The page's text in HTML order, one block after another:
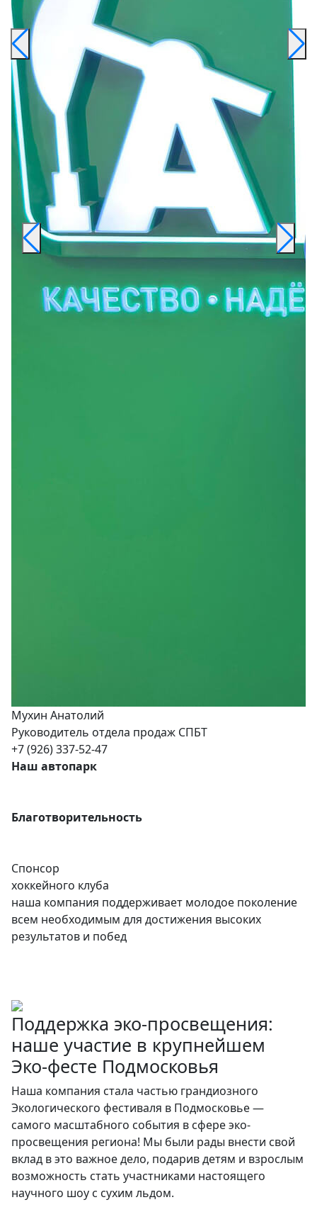
Мухин Анатолий
Руководитель отдела продаж СПБТ
+7 (926) 337-52-47
Наш автопарк
Благотворительность
Спонсор
хоккейного клуба
наша компания поддерживает молодое поколение
всем необходимым для достижения высоких
результатов и побед
Поддержка эко-просвещения:
наше участие в крупнейшем
Эко-фесте Подмосковья
Наша компания стала частью грандиозного
Экологического фестиваля в Подмосковье —
самого масштабного события в сфере эко-
просвещения региона! Мы были рады внести свой
вклад в это важное дело, подарив детям и взрослым
возможность стать участниками настоящего
научного шоу с сухим льдом.